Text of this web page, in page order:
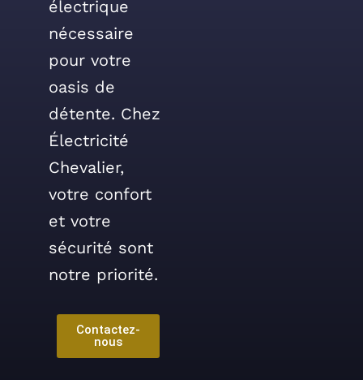
électrique
nécessaire
pour votre
oasis de
détente. Chez
Électricité
Chevalier,
votre confort
et votre
sécurité sont
notre priorité.
Contactez-
nous